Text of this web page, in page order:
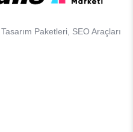
Paketleri, SEO Araçları